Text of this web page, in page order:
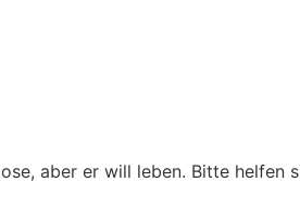
aber er will leben. Bitte helfen